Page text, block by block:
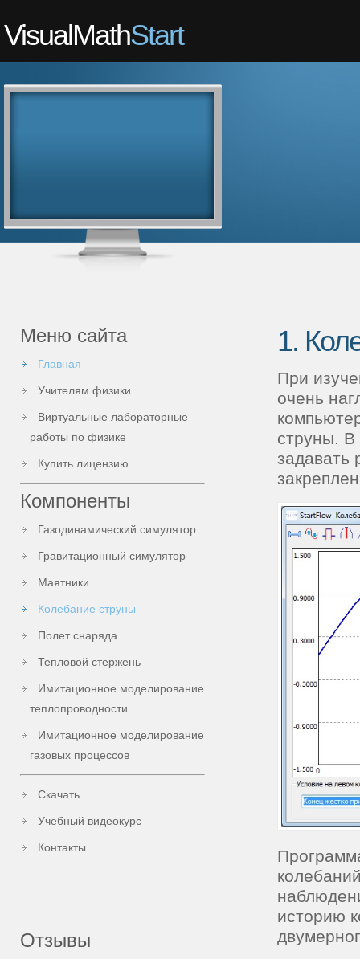
VisualMathStart
1.
При
очень
струны.
задавать
историю
Меню сайта
Главная
Учителям физики
Виртуальные лабораторные
работы по физике
Купить лицензию
Компоненты
Газодинамический симулятор
Гравитационный симулятор
Маятники
Колебание струны
Полет снаряда
Тепловой стержень
Имитационное моделирование
теплопроводности
Имитационное моделирование
газовых процессов
Скачать
Учебный видеокурс
Контакты
Отзывы